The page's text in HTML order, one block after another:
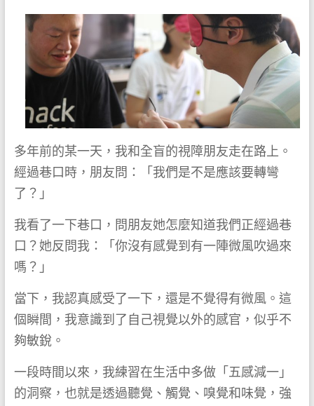
多年前的某一天，我和全盲的視障朋友走在路上。
經過巷口時，朋友問：「我們是不是應該要轉彎
了？」
我看了一下巷口，問朋友她怎麼知道我們正經過巷
口？她反問我：「你沒有感覺到有一陣微風吹過來
嗎？」
當下，我認真感受了一下，還是不覺得有微風。這
個瞬間，我意識到了自己視覺以外的感官，似乎不
夠敏銳。
一段時間以來，我練習在生活中多做「五感減一」
的洞察，也就是透過聽覺、觸覺、嗅覺和味覺，強